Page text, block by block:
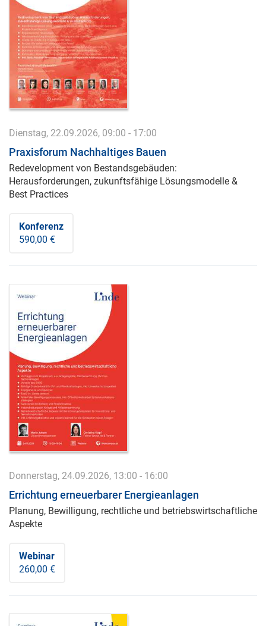
Dienstag, 22.09.2026, 09:00 - 17:00
Praxisforum Nachhaltiges Bauen
Redevelopment von Bestandsgebäuden:
Herausforderungen, zukunftsfähige Lösungsmodelle &
Best Practices
Konferenz
590,00 €
Donnerstag, 24.09.2026, 13:00 - 16:00
Errichtung erneuerbarer Energieanlagen
Planung, Bewilligung, rechtliche und betriebswirtschaftliche
Aspekte
Webinar
260,00 €